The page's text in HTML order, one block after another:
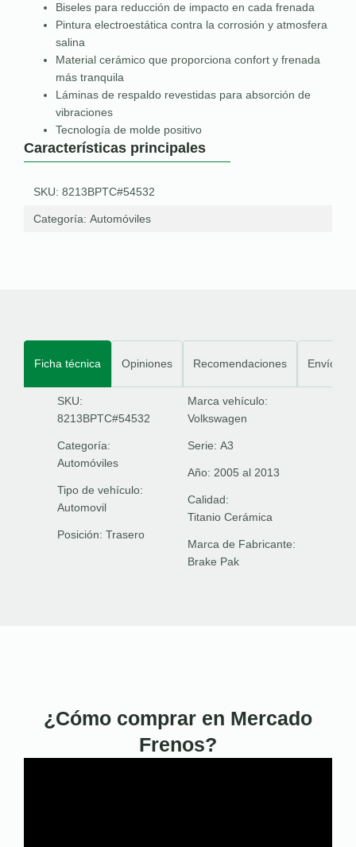
Biseles para reducción de impacto en cada frenada
Pintura electroestática contra la corrosión y atmosfera
salina
Material cerámico que proporciona confort y frenada
más tranquila
Láminas de respaldo revestidas para absorción de
vibraciones
Tecnología de molde positivo
Características principales
SKU: 8213BPTC#54532
Categoría: Automóviles
Ficha técnica Opiniones Recomendaciones Envíos
SKU:
8213BPTC#54532
Categoría:
Automóviles
Tipo de vehículo:
Automovil
Posición: Trasero
Marca vehículo:
Volkswagen
Serie: A3
Año: 2005 al 2013
Calidad:
Titanio Cerámica
Marca de Fabricante:
Brake Pak
¿Cómo comprar en Mercado
Frenos?